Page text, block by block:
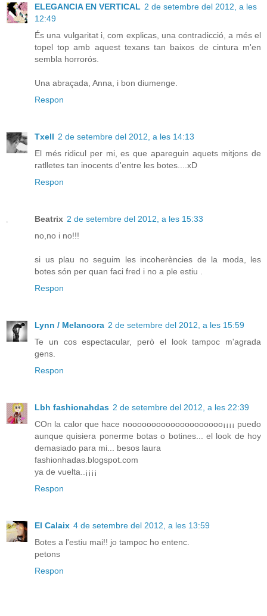
ELEGANCIA EN VERTICAL 2 de setembre del 2012, a les
12:49
És una vulgaritat i, com explicas, una contradicció, a més el
topel top amb aquest texans tan baixos de cintura m'en
sembla horrorós.
Una abraçada, Anna, i bon diumenge.
Respon
Txell 2 de setembre del 2012, a les 14:13
El més ridicul per mi, es que apareguin aquets mitjons de
ratlletes tan inocents d'entre les botes....xD
Respon
Beatrix 2 de setembre del 2012, a les 15:33
no,no i no!!!
si us plau no seguim les incoherències de la moda, les
botes són per quan faci fred i no a ple estiu .
Respon
Lynn / Melancora 2 de setembre del 2012, a les 15:59
Te un cos espectacular, però el look tampoc m'agrada
gens.
Respon
Lbh fashionahdas 2 de setembre del 2012, a les 22:39
COn la calor que hace noooooooooooooooooooo¡¡¡¡ puedo
aunque quisiera ponerme botas o botines... el look de hoy
demasiado para mi... besos laura
fashionhadas.blogspot.com
ya de vuelta..¡¡¡¡
Respon
El Calaix 4 de setembre del 2012, a les 13:59
Botes a l'estiu mai!! jo tampoc ho entenc.
petons
Respon